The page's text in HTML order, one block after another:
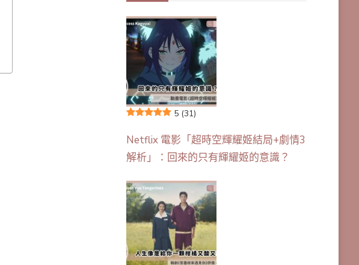
5 (31)
Netflix 電影「超時空輝耀姬結局+劇情3
解析」：回來的只有輝耀姬的意識？